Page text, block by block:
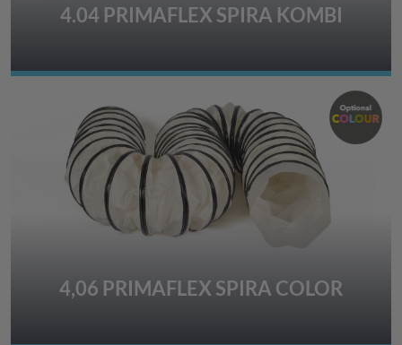
4.04 PRIMAFLEX SPIRA KOMBI
4,06 PRIMAFLEX SPIRA COLOR